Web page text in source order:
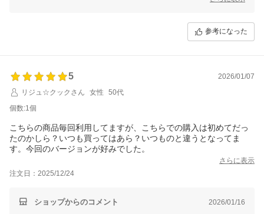
参考になった
5
2026/01/07
リジュ☆クックさん
女性
50代
個数:1個
こちらの商品毎回利用してますが、こちらでの購入は初めてだっ
たのかしら？いつも買ってはあら？いつものと違うとなってま
す。今回のバージョンが好みでした。
さらに表示
注文日：2025/12/24
ショップからのコメント 2026/01/16